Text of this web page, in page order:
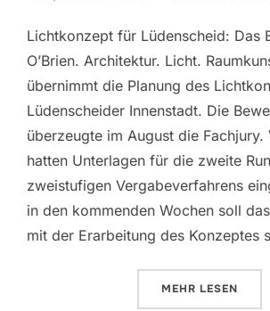
Lichtkonzept für Lüdenscheid: Das
O’Brien. Architektur. Licht.
übernimmt die Planung des
Lüdenscheider Innenstadt. Die
überzeugte im August die Fachjury.
hatten Unterlagen für die zweite
zweistufigen Vergabeverfahrens
in den kommenden Wochen soll
mit der Erarbeitung des Konzeptes
MEHR ÜBER
LESEN